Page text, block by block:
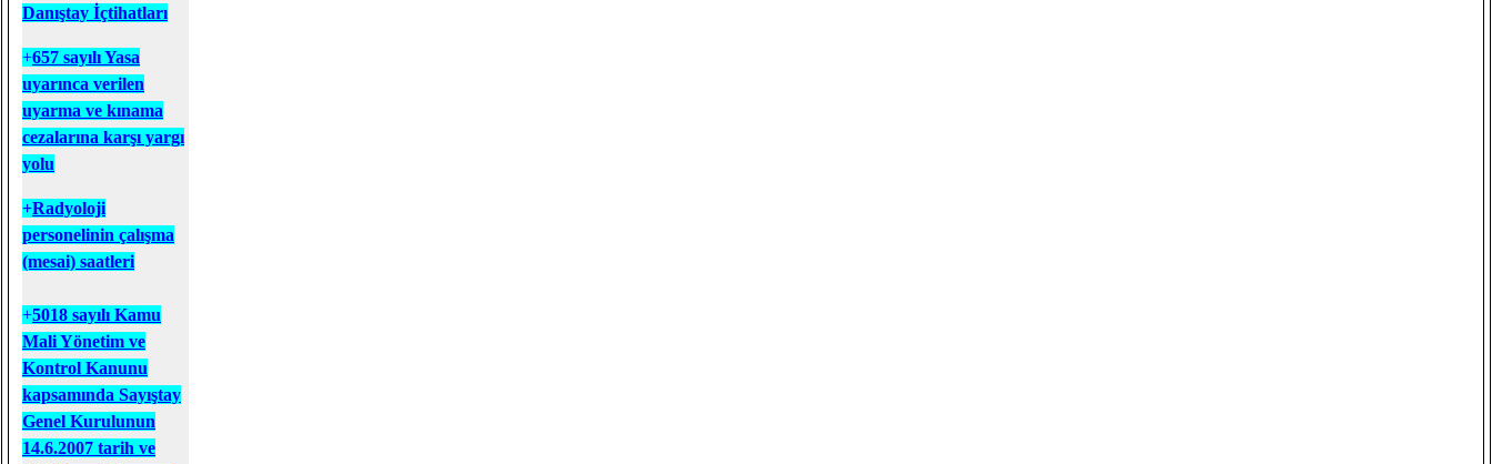
Danıştay İçtihatları
+657 sayılı Yasa
uyarınca verilen
uyarma ve kınama
cezalarına karşı yargı
yolu
+Radyoloji
personelinin çalışma
(mesai) saatleri
+5018 sayılı Kamu
Mali Yönetim ve
Kontrol Kanunu
kapsamında Sayıştay
Genel Kurulunun
14.6.2007 tarih ve